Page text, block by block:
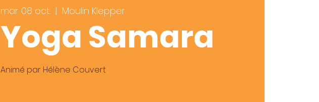
mar. 08 oct.
  |
Moulin Klepper
Yoga Samara
Animé par Hélène Couvert